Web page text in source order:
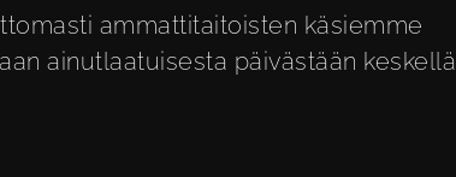
ammattitaitoisten käsiemme
ainutlaatuisesta päivästään keskellä